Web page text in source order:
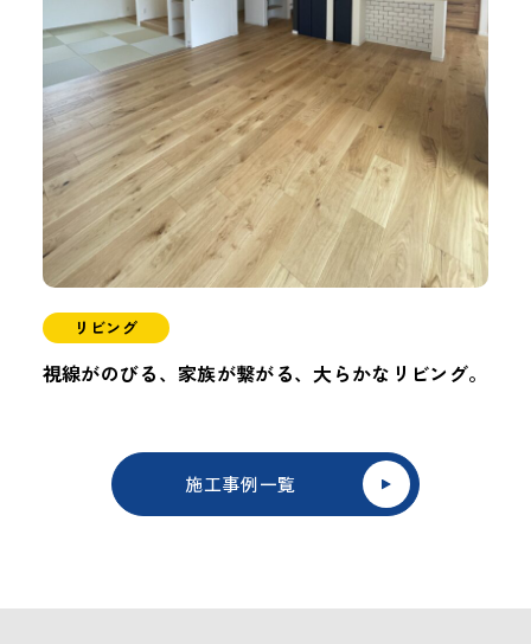
リビング
視線がのびる、家族が繋がる、大らかなリビング。
施工事例一覧